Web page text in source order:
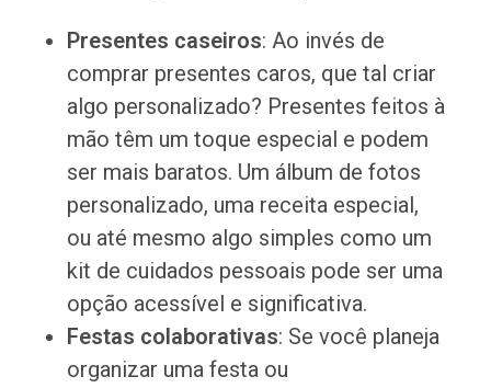
Presentes caseiros: Ao invés de
comprar presentes caros, que tal criar
algo personalizado? Presentes feitos à
mão têm um toque especial e podem
ser mais baratos. Um álbum de fotos
personalizado, uma receita especial,
ou até mesmo algo simples como um
kit de cuidados pessoais pode ser uma
opção acessível e significativa.
Festas colaborativas: Se você planeja
organizar uma festa ou